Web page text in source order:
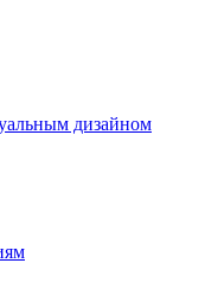
дизайном